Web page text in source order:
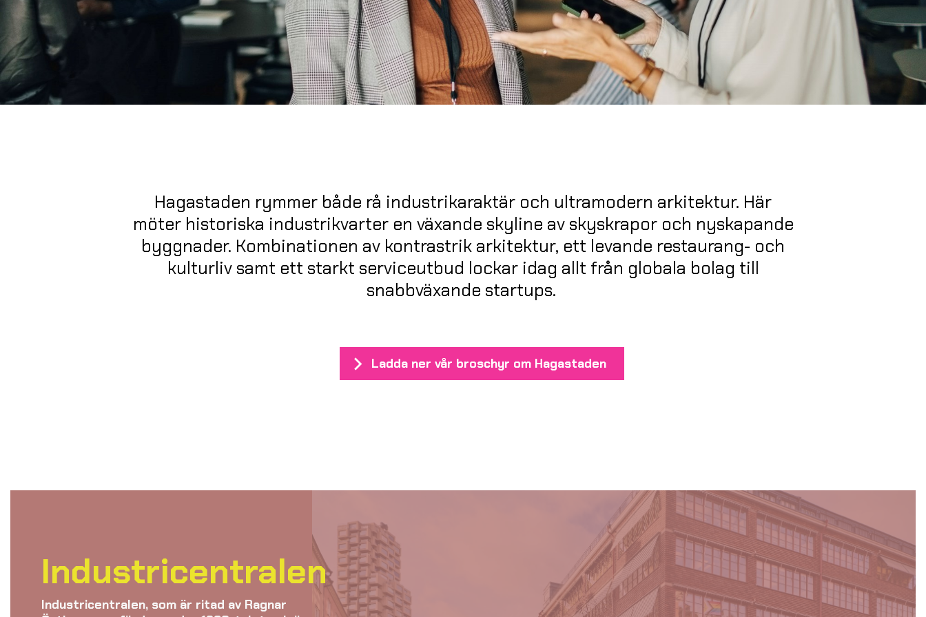
Hagastaden rymmer både rå industrikaraktär och ultramodern arkitektur. Här
möter historiska industrikvarter en växande skyline av skyskrapor och nyskapande
byggnader. Kombinationen av kontrastrik arkitektur, ett levande restaurang- och
kulturliv samt ett starkt serviceutbud lockar idag allt från globala bolag till
snabbväxande startups.
Ladda ner vår broschyr om Hagastaden
Industricentralen
Industricentralen, som är ritad av Ragnar